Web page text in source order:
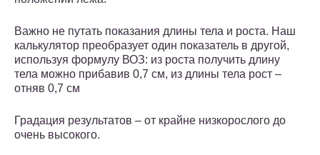
Важно не путать показания длины тела и роста. Наш
калькулятор преобразует один показатель в другой,
используя формулу ВОЗ: из роста получить длину
тела можно прибавив 0,7 см, из длины тела рост –
отняв 0,7 см
Градация результатов – от крайне низкорослого до
очень высокого.